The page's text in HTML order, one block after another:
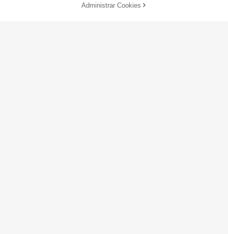
¡11% DE DESCUENTO! AÑADIR A LA BOLSA
Administrar Cookies